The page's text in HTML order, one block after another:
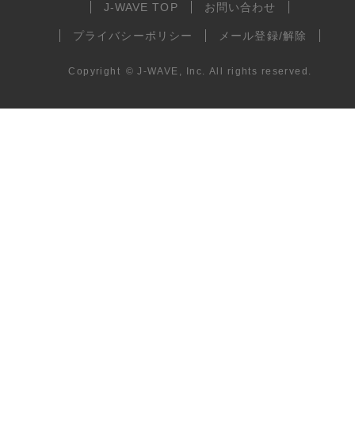
J-WAVE TOP お問い合わせ
プライバシーポリシー メール登録/解除
Copyright © J-WAVE, Inc. All rights reserved.